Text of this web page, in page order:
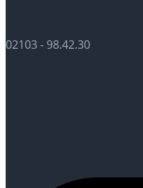
02103 - 98.42.30